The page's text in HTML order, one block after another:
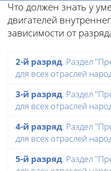
Что должен знать у
двигателей
зависимости от
2-й разряд. Раздел
для всех отраслей
3-й разряд. Раздел
для всех отраслей
4-й разряд. Раздел
для всех отраслей
5-й разряд. Раздел